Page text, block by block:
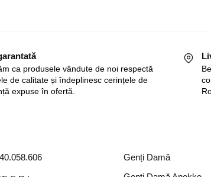
ca produsele vândute de noi respectă
de calitate și îndeplinesc cerințele de
expuse în ofertă.
Genți Damă